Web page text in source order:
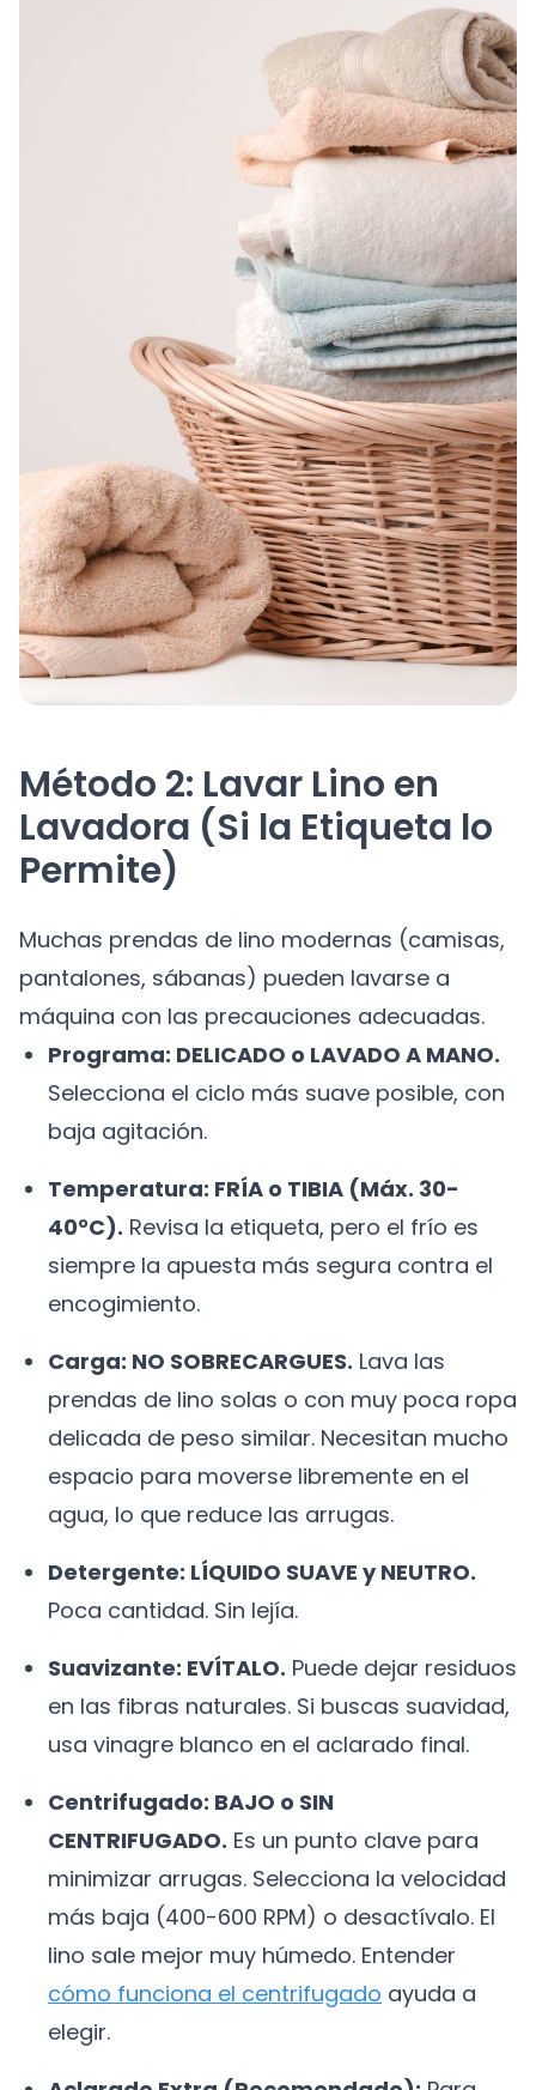
Método 2: Lavar Lino en
Lavadora (Si la Etiqueta lo
Permite)
Muchas prendas de lino modernas (camisas,
pantalones, sábanas) pueden lavarse a
máquina con las precauciones adecuadas.
Programa: DELICADO o LAVADO A MANO.
Selecciona el ciclo más suave posible, con
baja agitación.
Temperatura: FRÍA o TIBIA (Máx. 30-
40°C). Revisa la etiqueta, pero el frío es
siempre la apuesta más segura contra el
encogimiento.
Carga: NO SOBRECARGUES. Lava las
prendas de lino solas o con muy poca ropa
delicada de peso similar. Necesitan mucho
espacio para moverse libremente en el
agua, lo que reduce las arrugas.
Detergente: LÍQUIDO SUAVE y NEUTRO.
Poca cantidad. Sin lejía.
Suavizante: EVÍTALO. Puede dejar residuos
en las fibras naturales. Si buscas suavidad,
usa vinagre blanco en el aclarado final.
Centrifugado: BAJO o SIN
CENTRIFUGADO. Es un punto clave para
minimizar arrugas. Selecciona la velocidad
más baja (400-600 RPM) o desactívalo. El
lino sale mejor muy húmedo. Entender
cómo funciona el centrifugado ayuda a
elegir.